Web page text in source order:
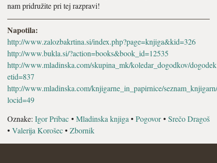
nam pridružite pri tej razpravi!
Napotila:
http://www.zalozbakrtina.si/index.php?page=knjiga&kid=326
http://www.bukla.si/?action=books&book_id=12535
http://www.mladinska.com/skupina_mk/koledar_dogodkov/
etid=837
http://www.mladinska.com/knjigarne_in_papirnice/
locid=49
Oznake:Igor Pribac • Mladinska knjiga •Pogovor• Srečo Dragoš
• Valerija Korošec• Zbornik